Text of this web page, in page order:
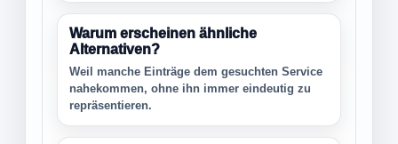
Warum erscheinen ähnliche
Alternativen?
Weil manche Einträge dem gesuchten Service
nahekommen, ohne ihn immer eindeutig zu
repräsentieren.